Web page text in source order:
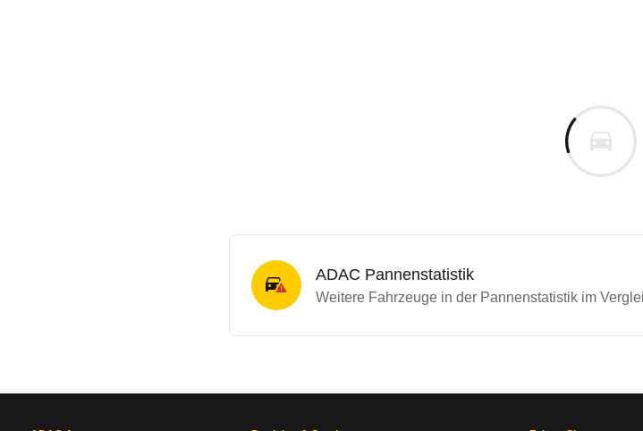
ADAC Pannenstatistik
Weitere Fahrzeuge in der Pannenstatistik im